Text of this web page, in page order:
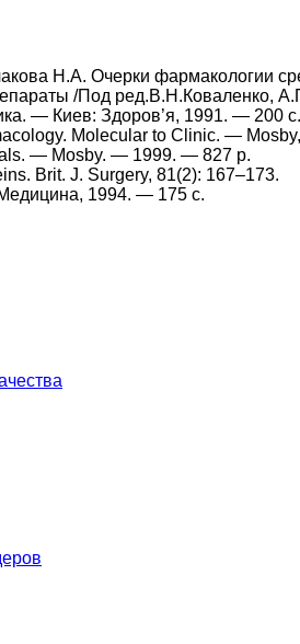
Н.А. Очерки фармакологии
/Под ред.В.Н.Коваленко,
— Киев: Здоров’я, 1991. — 200 с.
Molecular to Clinic. —
— Mosby. — 1999. — 827 p.
Brit. J. Surgery, 81(2): 167–173.
1994. — 175 с.